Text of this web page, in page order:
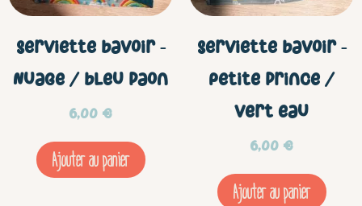
Serviette bavoir –
Nuage / bleu paon
6,00 €
Ajouter au panier
Serviette bavoir –
Petite prince /
vert eau
6,00 €
Ajouter au panier